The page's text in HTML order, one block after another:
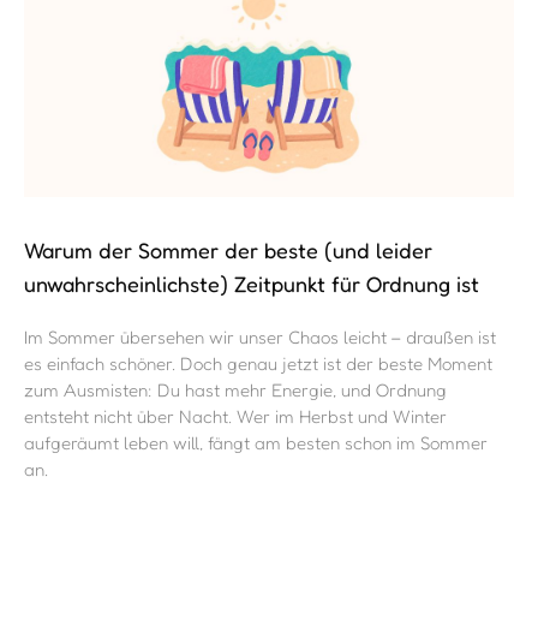
Warum der Sommer der beste (und leider
unwahrscheinlichste) Zeitpunkt für Ordnung ist
Im Sommer übersehen wir unser Chaos leicht – draußen ist
es einfach schöner. Doch genau jetzt ist der beste Moment
zum Ausmisten: Du hast mehr Energie, und Ordnung
entsteht nicht über Nacht. Wer im Herbst und Winter
aufgeräumt leben will, fängt am besten schon im Sommer
an.